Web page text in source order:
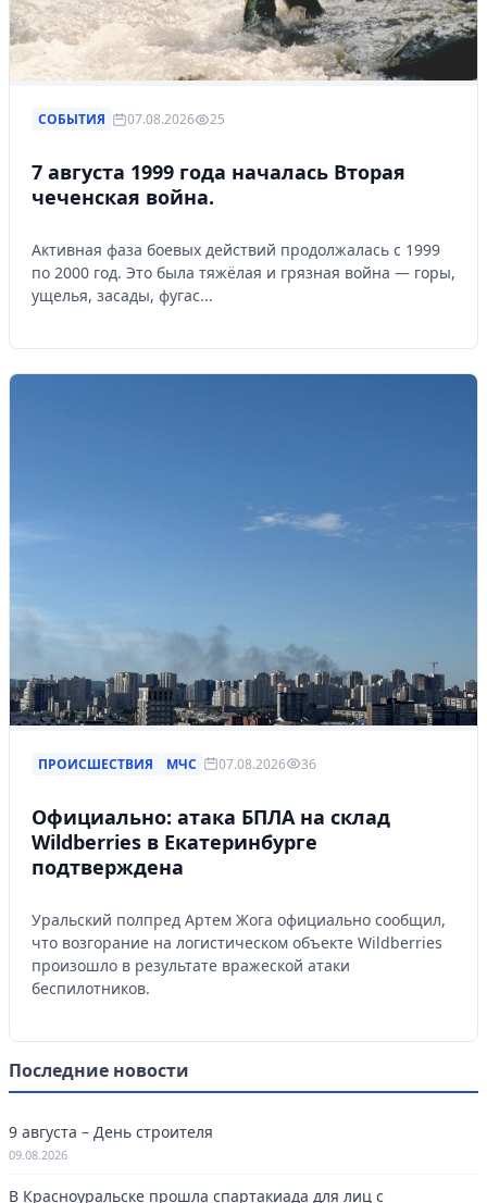
СОБЫТИЯ 07.08.2026 25
7 августа 1999 года началась Вторая
чеченская война.
Активная фаза боевых действий продолжалась с 1999
по 2000 год. Это была тяжёлая и грязная война — горы,
ущелья, засады, фугас...
ПРОИСШЕСТВИЯ МЧС 07.08.2026 36
Официально: атака БПЛА на склад
Wildberries в Екатеринбурге
подтверждена
Уральский полпред Артем Жога официально сообщил,
что возгорание на логистическом объекте Wildberries
произошло в результате вражеской атаки
беспилотников.
Последние новости
9 августа – День строителя
09.08.2026
В Красноуральске прошла спартакиада для лиц с